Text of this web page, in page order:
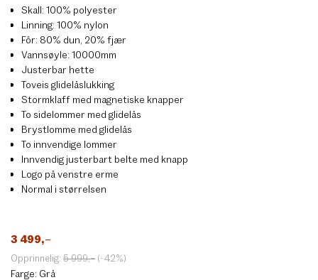
Skall: 100% polyester
Linning: 100% nylon
Fôr: 80% dun, 20% fjær
Vannsøyle: 10000mm
Justerbar hette
Toveis glidelåslukking
Stormklaff med magnetiske knapper
To sidelommer med glidelås
Brystlomme med glidelås
To innvendige lommer
Innvendig justerbart belte med knapp
Logo på venstre erme
Normal i størrelsen
3 499,–
Opprinnelig: 5 999,– (-42%)
Farge: Grå